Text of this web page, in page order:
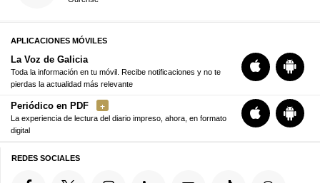
APLICACIONES MÓVILES
La Voz de Galicia
Toda la información en tu móvil. Recibe notificaciones y no te
pierdas la actualidad más relevante
Periódico en PDF
La experiencia de lectura del diario impreso, ahora, en formato
digital
REDES SOCIALES